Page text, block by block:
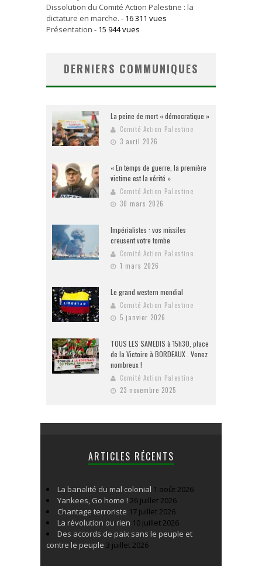
Dissolution du Comité Action Palestine : la
dictature en marche. - 16 311 vues
Présentation - 15 944 vues
DERNIERS COMMUNIQUES
La peine de mort « démocratique »
Comité Action Palestine
3 avril 2026
« En temps de guerre, la première
victime est la vérité »
Comité Action Palestine
30 mars 2026
Impérialistes : vos missiles
creusent votre tombe
Comité Action Palestine
1 mars 2026
Le grand western mondial
Comité Action Palestine
5 janvier 2026
TOUS LES SAMEDIS à 15h30, place
de la Victoire à BORDEAUX . Venez
nombreux !
Comité Action Palestine
23 novembre 2025
ARTICLES RÉCENTS
La banalité du mal colonial 1 août 2026
Yankees, Go home ! 26 juillet 2026
Chantage terroriste 17 juillet 2026
La révolution ou rien 10 juillet 2026
Des accords de paix sans le peuple et
contre le peuple 3 juillet 2026